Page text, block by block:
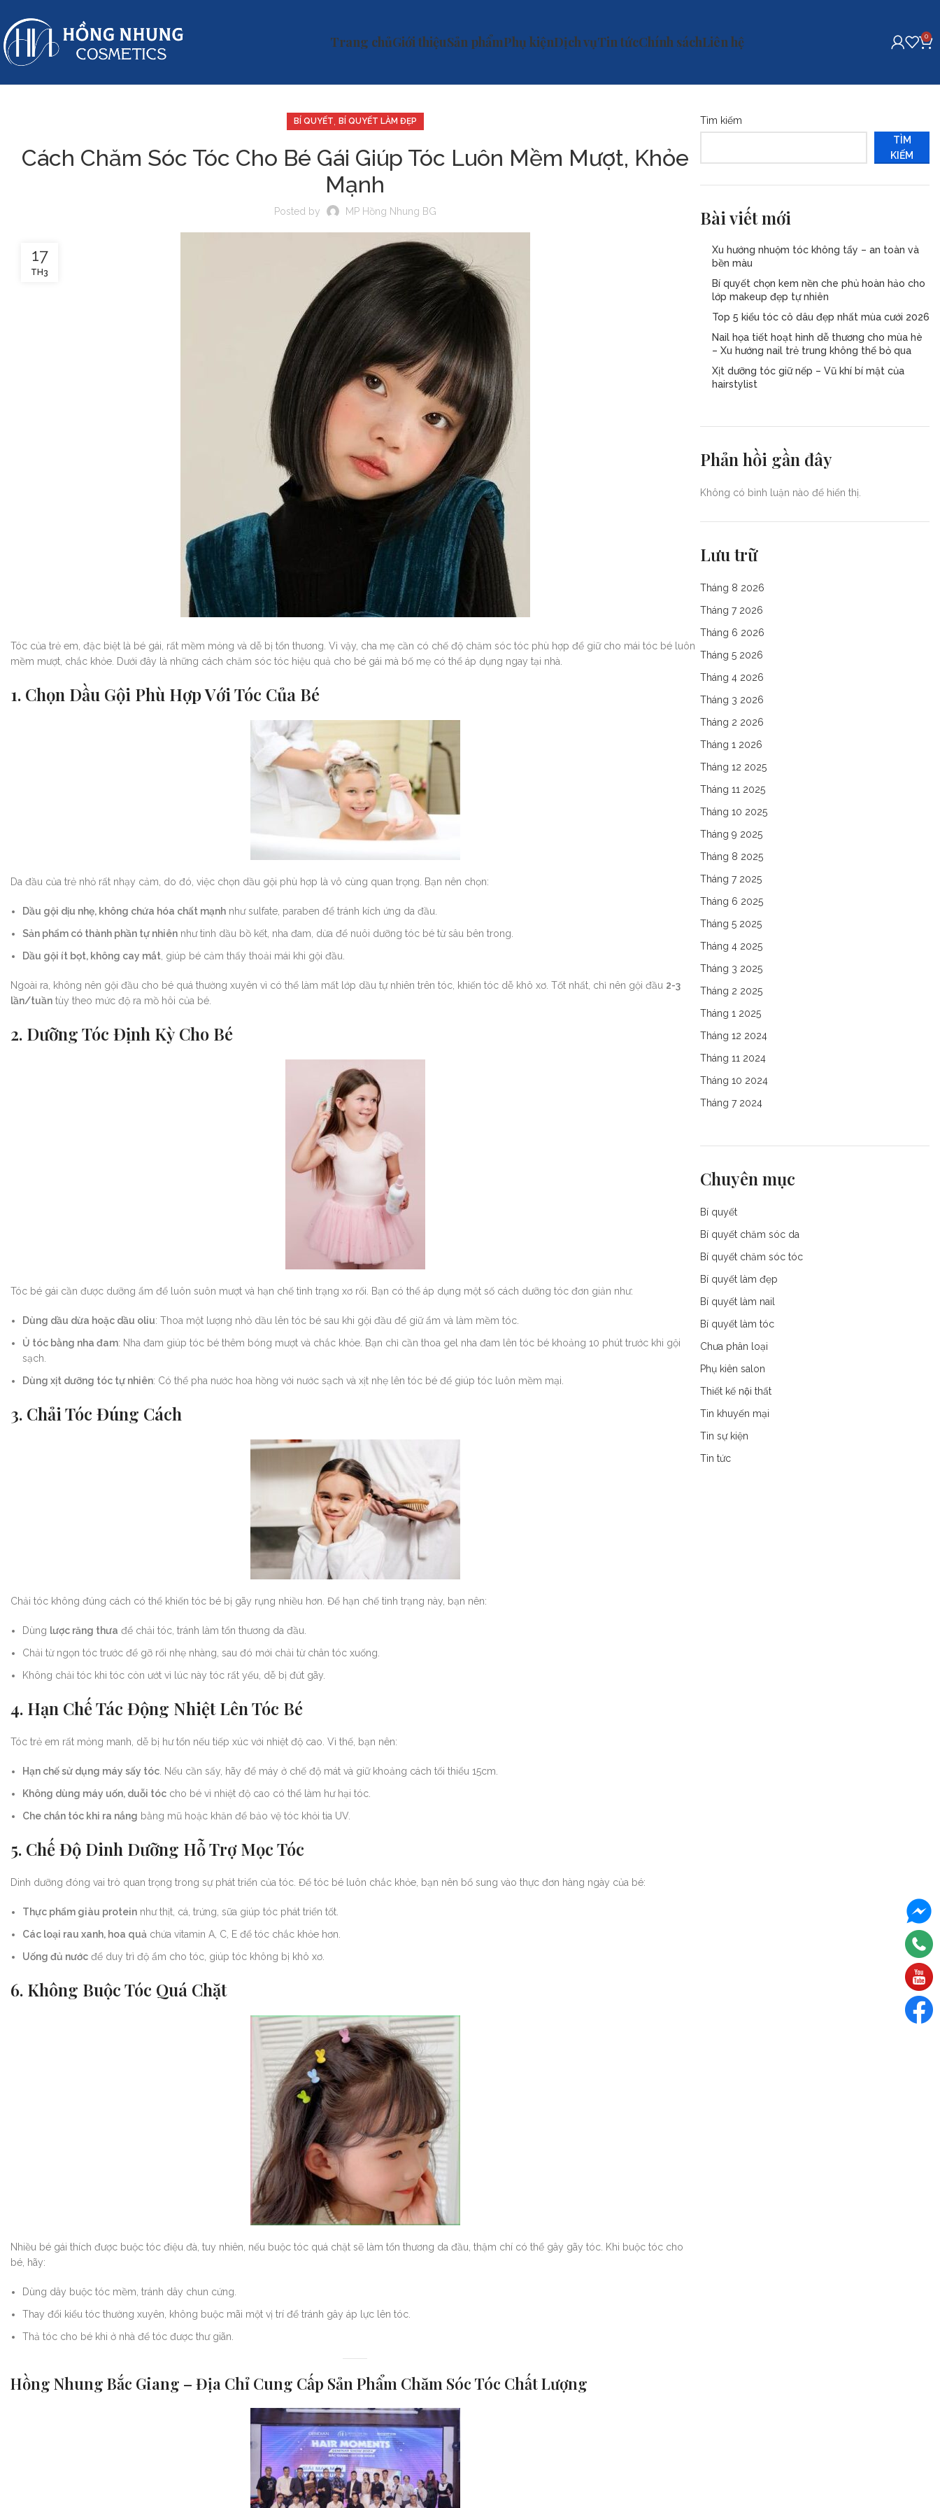
Trang chủGiới thiệuSản phẩmPhụ kiệnDịch vụTin tứcChính sáchLiên hệ 0
BÍ QUYẾT BÍ QUYẾT LÀM ĐẸP
Cách Chăm Sóc Tóc Cho Bé Gái Giúp Tóc Luôn Mềm Mượt, Khỏe
Mạnh
Posted by MP Hồng Nhung BG
17
TH3
Tóc của trẻ em, đặc biệt là bé gái, rất mềm mỏng và dễ bị tổn thương. Vì vậy, cha mẹ cần có chế độ chăm sóc tóc phù hợp để giữ cho mái tóc bé luôn
mềm mượt, chắc khỏe. Dưới đây là những cách chăm sóc tóc hiệu quả cho bé gái mà bố mẹ có thể áp dụng ngay tại nhà.
1. Chọn Dầu Gội Phù Hợp Với Tóc Của Bé
Da đầu của trẻ nhỏ rất nhạy cảm, do đó, việc chọn dầu gội phù hợp là vô cùng quan trọng. Bạn nên chọn:
Dầu gội dịu nhẹ, không chứa hóa chất mạnh như sulfate, paraben để tránh kích ứng da đầu.
Sản phẩm có thành phần tự nhiên như tinh dầu bồ kết, nha đam, dừa để nuôi dưỡng tóc bé từ sâu bên trong.
Dầu gội ít bọt, không cay mắt , giúp bé cảm thấy thoải mái khi gội đầu.
Ngoài ra, không nên gội đầu cho bé quá thường xuyên vì có thể làm mất lớp dầu tự nhiên trên tóc, khiến tóc dễ khô xơ. Tốt nhất, chỉ nên gội đầu 2-3
lần/tuần tùy theo mức độ ra mồ hôi của bé.
2. Dưỡng Tóc Định Kỳ Cho Bé
Tóc bé gái cần được dưỡng ẩm để luôn suôn mượt và hạn chế tình trạng xơ rối. Bạn có thể áp dụng một số cách dưỡng tóc đơn giản như:
Dùng dầu dừa hoặc dầu oliu: Thoa một lượng nhỏ dầu lên tóc bé sau khi gội đầu để giữ ẩm và làm mềm tóc.
Ủ tóc bằng nha đam: Nha đam giúp tóc bé thêm bóng mượt và chắc khỏe. Bạn chỉ cần thoa gel nha đam lên tóc bé khoảng 10 phút trước khi gội
sạch.
Dùng xịt dưỡng tóc tự nhiên: Có thể pha nước hoa hồng với nước sạch và xịt nhẹ lên tóc bé để giúp tóc luôn mềm mại.
3. Chải Tóc Đúng Cách
Chải tóc không đúng cách có thể khiến tóc bé bị gãy rụng nhiều hơn. Để hạn chế tình trạng này, bạn nên:
Dùng lược răng thưa để chải tóc, tránh làm tổn thương da đầu.
Chải từ ngọn tóc trước để gỡ rối nhẹ nhàng, sau đó mới chải từ chân tóc xuống.
Không chải tóc khi tóc còn ướt vì lúc này tóc rất yếu, dễ bị đứt gãy.
4. Hạn Chế Tác Động Nhiệt Lên Tóc Bé
Tóc trẻ em rất mỏng manh, dễ bị hư tổn nếu tiếp xúc với nhiệt độ cao. Vì thế, bạn nên:
Hạn chế sử dụng máy sấy tóc . Nếu cần sấy, hãy để máy ở chế độ mát và giữ khoảng cách tối thiểu 15cm.
Không dùng máy uốn, duỗi tóc cho bé vì nhiệt độ cao có thể làm hư hại tóc.
Che chắn tóc khi ra nắng bằng mũ hoặc khăn để bảo vệ tóc khỏi tia UV.
5. Chế Độ Dinh Dưỡng Hỗ Trợ Mọc Tóc
Dinh dưỡng đóng vai trò quan trọng trong sự phát triển của tóc. Để tóc bé luôn chắc khỏe, bạn nên bổ sung vào thực đơn hàng ngày của bé:
Thực phẩm giàu protein như thịt, cá, trứng, sữa giúp tóc phát triển tốt.
Các loại rau xanh, hoa quả chứa vitamin A, C, E để tóc chắc khỏe hơn.
Uống đủ nước để duy trì độ ẩm cho tóc, giúp tóc không bị khô xơ.
6. Không Buộc Tóc Quá Chặt
Nhiều bé gái thích được buộc tóc điệu đà, tuy nhiên, nếu buộc tóc quá chặt sẽ làm tổn thương da đầu, thậm chí có thể gây gãy tóc. Khi buộc tóc cho
bé, hãy:
Dùng dây buộc tóc mềm, tránh dây chun cứng.
Thay đổi kiểu tóc thường xuyên, không buộc mãi một vị trí để tránh gây áp lực lên tóc.
Thả tóc cho bé khi ở nhà để tóc được thư giãn.
Hồng Nhung Bắc Giang – Địa Chỉ Cung Cấp Sản Phẩm Chăm Sóc Tóc Chất Lượng
Tìm kiếm
TÌM
KIẾM
Bài viết mới
Xu hướng nhuộm tóc không tẩy – an toàn và
bền màu
Bí quyết chọn kem nền che phủ hoàn hảo cho
lớp makeup đẹp tự nhiên
Top 5 kiểu tóc cô dâu đẹp nhất mùa cưới 2026
Nail họa tiết hoạt hình dễ thương cho mùa hè
– Xu hướng nail trẻ trung không thể bỏ qua
Xịt dưỡng tóc giữ nếp – Vũ khí bí mật của
hairstylist
Phản hồi gần đây
Không có bình luận nào để hiển thị.
Lưu trữ
Tháng 8 2026
Tháng 7 2026
Tháng 6 2026
Tháng 5 2026
Tháng 4 2026
Tháng 3 2026
Tháng 2 2026
Tháng 1 2026
Tháng 12 2025
Tháng 11 2025
Tháng 10 2025
Tháng 9 2025
Tháng 8 2025
Tháng 7 2025
Tháng 6 2025
Tháng 5 2025
Tháng 4 2025
Tháng 3 2025
Tháng 2 2025
Tháng 1 2025
Tháng 12 2024
Tháng 11 2024
Tháng 10 2024
Tháng 7 2024
Chuyên mục
Bí quyết
Bí quyết chăm sóc da
Bí quyết chăm sóc tóc
Bí quyết làm đẹp
Bí quyết làm nail
Bí quyết làm tóc
Chưa phân loại
Phụ kiên salon
Thiết kế nội thất
Tin khuyến mại
Tin sự kiện
Tin tức